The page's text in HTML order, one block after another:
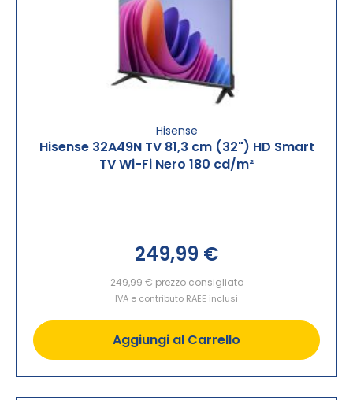
Hisense
Hisense 32A49N TV 81,3 cm (32") HD Smart
TV Wi-Fi Nero 180 cd/m²
249,99 €
249,99 € prezzo consigliato
IVA e contributo RAEE inclusi
Aggiungi al Carrello